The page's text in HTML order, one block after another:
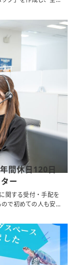
手が良く、ちょっと
コバッグ作成の背
までに海洋プラスチ
ことを目指す｣とす
てプラスチックご
...
間休日120日
ー
関する受付・手配を
で初めての人も安
ートナー会社のスタ
ビスを２４時間３６
プ各社 ◆入社
191,000円） ※一